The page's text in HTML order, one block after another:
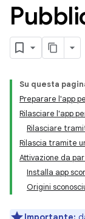
Su questa
Preparare l'app
Rilasciare l'app
Rilasciare
Rilascia tramite
Attivazione da
Installa app
Origini